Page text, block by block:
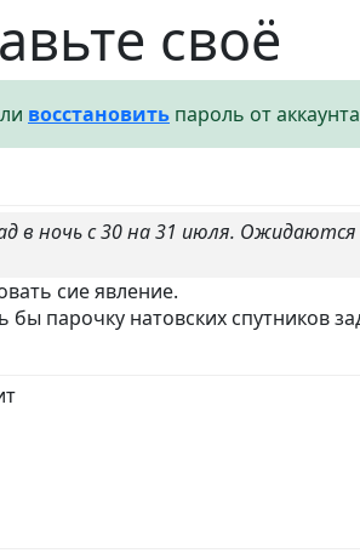
своё
восстановить пароль от
в ночь с 30 на 31 июля.
сие явление.
бы парочку натовских спутников